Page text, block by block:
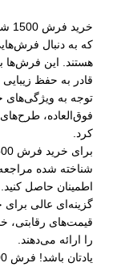
که به دنبال
هستند. این فرش‌ها
قادر به حفظ زیبایی
فوق‌العاده، طرح‌های
کرد.
شناخته شده
اطمینان حاصل
گزینه‌ای عالی برای
قیمت‌های رقابتی،
را ارائه می‌دهند.